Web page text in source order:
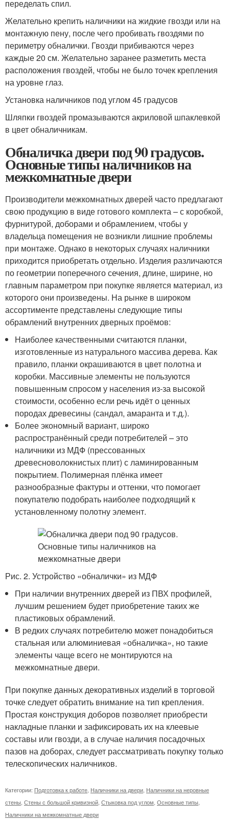
переделать спил.
Желательно крепить наличники на жидкие гвозди или на
монтажную пену, после чего пробивать гвоздями по
периметру обналички. Гвозди прибиваются через
каждые 20 см. Желательно заранее разметить места
расположения гвоздей, чтобы не было точек крепления
на уровне глаз.
Установка наличников под углом 45 градусов
Шляпки гвоздей промазываются акриловой шпаклевкой
в цвет обналичникам.
Обналичка двери под 90 градусов.
Основные типы наличников на
межкомнатные двери
Производители межкомнатных дверей часто предлагают
свою продукцию в виде готового комплекта – с коробкой,
фурнитурой, доборами и обрамлением, чтобы у
владельца помещения не возникли лишние проблемы
при монтаже. Однако в некоторых случаях наличники
приходится приобретать отдельно. Изделия различаются
по геометрии поперечного сечения, длине, ширине, но
главным параметром при покупке является материал, из
которого они произведены. На рынке в широком
ассортименте представлены следующие типы
обрамлений внутренних дверных проёмов:
Наиболее качественными считаются планки,
изготовленные из натурального массива дерева. Как
правило, планки окрашиваются в цвет полотна и
коробки. Массивные элементы не пользуются
повышенным спросом у населения из-за высокой
стоимости, особенно если речь идёт о ценных
породах древесины (сандал, амаранта и т.д.).
Более экономный вариант, широко
распространённый среди потребителей – это
наличники из МДФ (прессованных
древесноволокнистых плит) с ламинированным
покрытием. Полимерная плёнка имеет
разнообразные фактуры и оттенки, что помогает
покупателю подобрать наиболее подходящий к
установленному полотну элемент.
Рис. 2. Устройство «обналички» из МДФ
При наличии внутренних дверей из ПВХ профилей,
лучшим решением будет приобретение таких же
пластиковых обрамлений.
В редких случаях потребителю может понадобиться
стальная или алюминиевая «обналичка», но такие
элементы чаще всего не монтируются на
межкомнатные двери.
При покупке данных декоративных изделий в торговой
точке следует обратить внимание на тип крепления.
Простая конструкция доборов позволяет приобрести
накладные планки и зафиксировать их на клеевые
составы или гвозди, а в случае наличия посадочных
пазов на доборах, следует рассматривать покупку только
телескопических наличников.
Категории: Подготовка к работе Наличники на двери Наличники на неровные
стены Стены с большой кривизной Стыковка под углом Основные типы
Наличники на межкомнатные двери